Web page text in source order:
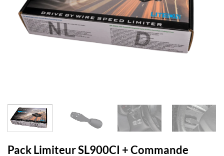
Pack Limiteur SL900CI + Commande